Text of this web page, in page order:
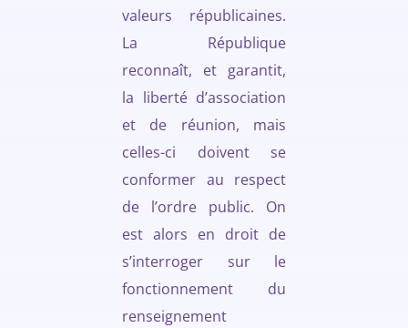
valeurs républicaines.
La République
reconnaît, et garantit,
la liberté d’association
et de réunion, mais
celles-ci doivent se
conformer au respect
de l’ordre public. On
est alors en droit de
s’interroger sur le
fonctionnement du
renseignement